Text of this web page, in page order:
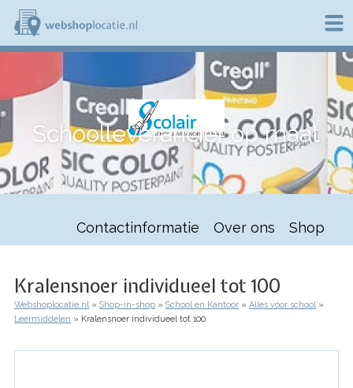
Overslaan
naar
de
s
p
o
c
Schoolleverancier op maat
Contactinformatie Over ons Shop
Kralensnoer individueel tot 100
Kruimelpad
Webshoplocatie.nl Shop-in-shop School en Kantoor
Alles voor school
Leermiddelen
Kralensnoer individueel tot 100